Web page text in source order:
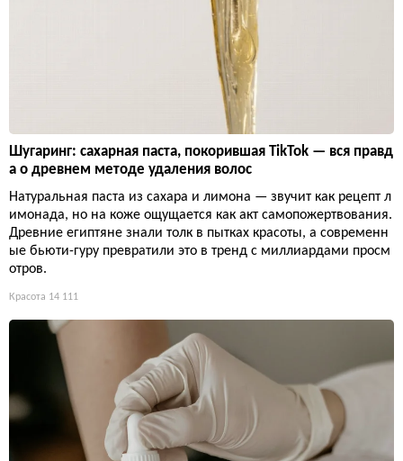
Шугаринг: сахарная паста, покорившая TikTok — вся правд
а о древнем методе удаления волос
Натуральная паста из сахара и лимона — звучит как рецепт л
имонада, но на коже ощущается как акт самопожертвования.
Древние египтяне знали толк в пытках красоты, а современн
ые бьюти-гуру превратили это в тренд с миллиардами просм
отров.
Красота 14 111